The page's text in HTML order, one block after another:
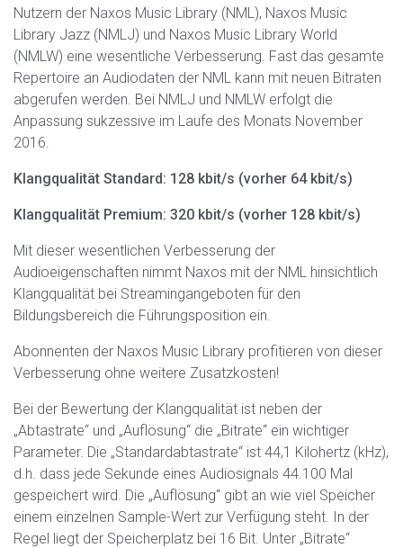
Nutzern der Naxos Music Library (NML), Naxos Music
Library Jazz (NMLJ) und Naxos Music Library World
(NMLW) eine wesentliche Verbesserung. Fast das gesamte
Repertoire an Audiodaten der NML kann mit neuen Bitraten
abgerufen werden. Bei NMLJ und NMLW erfolgt die
Anpassung sukzessive im Laufe des Monats November
2016.
Klangqualität Standard: 128 kbit/s (vorher 64 kbit/s)
Klangqualität Premium: 320 kbit/s (vorher 128 kbit/s)
Mit dieser wesentlichen Verbesserung der
Audioeigenschaften nimmt Naxos mit der NML hinsichtlich
Klangqualität bei Streamingangeboten für den
Bildungsbereich die Führungsposition ein.
Abonnenten der Naxos Music Library profitieren von dieser
Verbesserung ohne weitere Zusatzkosten!
Bei der Bewertung der Klangqualität ist neben der
„Abtastrate“ und „Auflösung“ die „Bitrate“ ein wichtiger
Parameter. Die „Standardabtastrate“ ist 44,1 Kilohertz (kHz),
d.h. dass jede Sekunde eines Audiosignals 44.100 Mal
gespeichert wird. Die „Auflösung“ gibt an wie viel Speicher
einem einzelnen Sample-Wert zur Verfügung steht. In der
Regel liegt der Speicherplatz bei 16 Bit. Unter „Bitrate“